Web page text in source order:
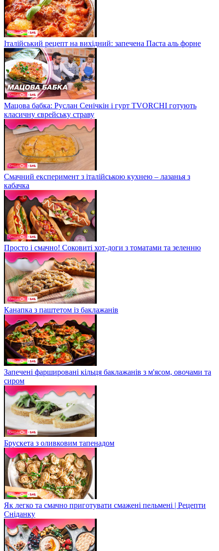
Італійський рецепт на вихідний: запечена Паста аль форне
Мацова бабка: Руслан Сенічкін і гурт TVORCHI готують
класичну єврейську страву
Смачний експеримент з італійською кухнею – лазанья з
кабачка
Просто і смачно! Соковиті хот-доги з томатами та зеленню
Канапка з паштетом із баклажанів
Запечені фаршировані кільця баклажанів з м'ясом, овочами та
сиром
Брускета з оливковим тапенадом
Як легко та смачно приготувати смажені пельмені | Рецепти
Сніданку